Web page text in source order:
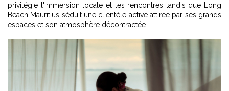
privilégie l'immersion locale et les rencontres tandis que Long
Beach Mauritius séduit une clientèle active attirée par ses grands
espaces et son atmosphère décontractée.